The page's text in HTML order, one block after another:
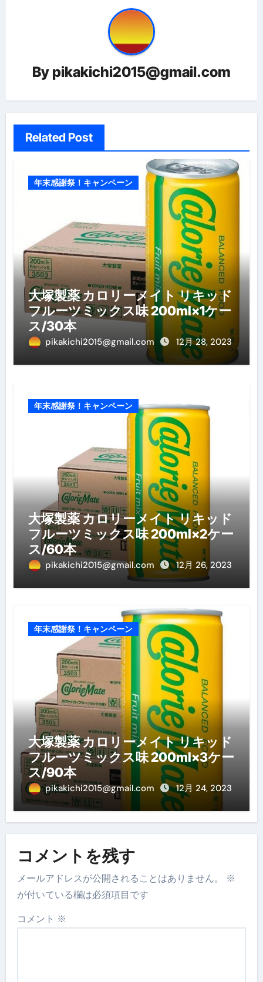
ョ
ン
By pikakichi2015@gmail.com
Related Post
年末感謝祭！キャンペーン
大塚製薬 カロリーメイト リキッド
フルーツミックス味 200ml×1ケー
ス/30本
pikakichi2015@gmail.com 12月 28, 2023
年末感謝祭！キャンペーン
大塚製薬 カロリーメイト リキッド
フルーツミックス味 200ml×2ケー
ス/60本
pikakichi2015@gmail.com 12月 26, 2023
年末感謝祭！キャンペーン
大塚製薬 カロリーメイト リキッド
フルーツミックス味 200ml×3ケー
ス/90本
pikakichi2015@gmail.com 12月 24, 2023
コメントを残す
メールアドレスが公開されることはありません。
※
が付いている欄は必須項目です
コメント ※